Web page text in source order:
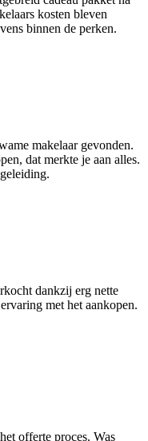
kosten bleven
binnen de perken.
makelaar gevonden.
dat merkte je aan alles.
dankzij erg nette
met het aankopen.
offerte proces. Was